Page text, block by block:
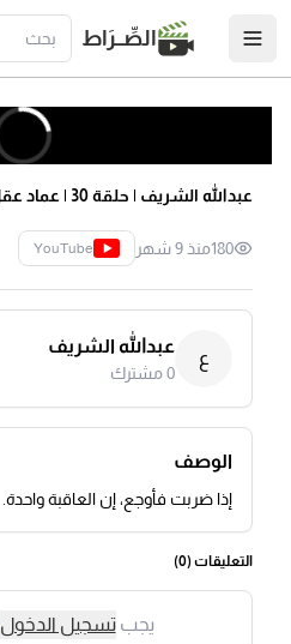
الصِّــرَاط
عبدالله الشريف | حلقة 30 | عماد عقل | الموسم التاسع
180منذ 9 شهر YouTube
ع
عبدالله الشريف
0مشترك
الوصف
إذا ضربت فأوجع، إن العاقبة واحدة.
التعليقات (0
)
يجبتسجيل الدخول